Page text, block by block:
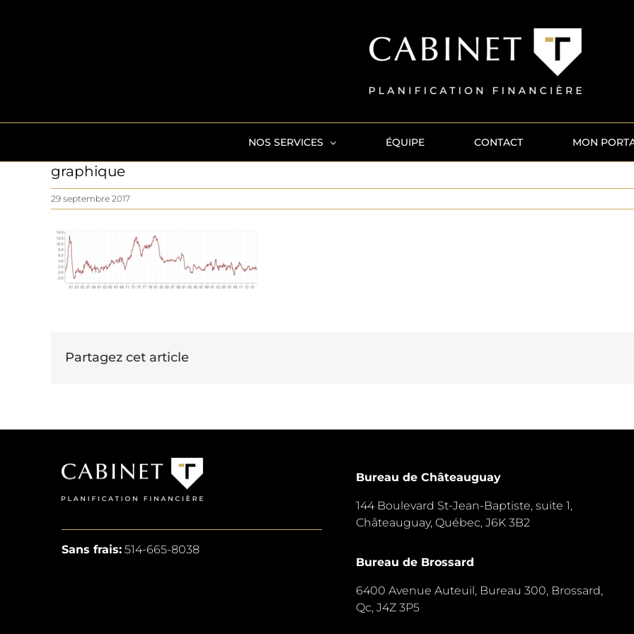
NOS SERVICES ÉQUIPE CONTACT MON
graphique
29 septembre 2017
Partagez cet article
Sans frais:514-665-8038
Bureau de Châteauguay
144 Boulevard St-Jean-Baptiste, suite 1,
Châteauguay, Québec, J6K 3B2
Bureau de Brossard
6400 Avenue Auteuil, Bureau 300, Brossard,
Qc, J4Z 3P5